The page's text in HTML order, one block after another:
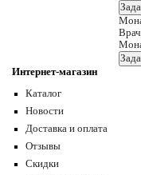
Интернет-магазин
Каталог
Новости
Доставка и оплата
Отзывы
Скидки